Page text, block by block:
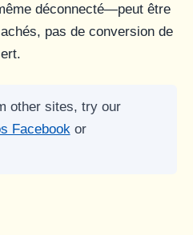
déconnecté—peut être
pas de conversion de
other sites, try our
Facebookor